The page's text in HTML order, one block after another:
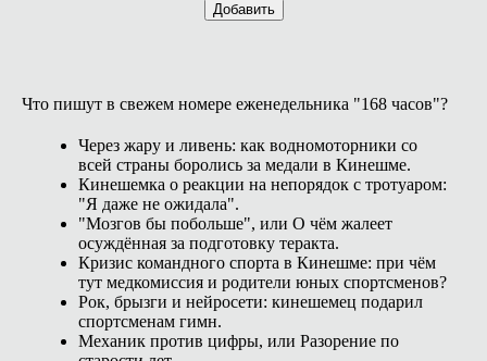
Добавить
Что пишут в свежем номере еженедельника "168 часов"?
Через жару и ливень: как водномоторники со
всей страны боролись за медали в Кинешме.
Кинешемка о реакции на непорядок с тротуаром:
"Я даже не ожидала".
"Мозгов бы побольше", или О чём жалеет
осуждённая за подготовку теракта.
Кризис командного спорта в Кинешме: при чём
тут медкомиссия и родители юных спортсменов?
Рок, брызги и нейросети: кинешемец подарил
спортсменам гимн.
Механик против цифры, или Разорение по